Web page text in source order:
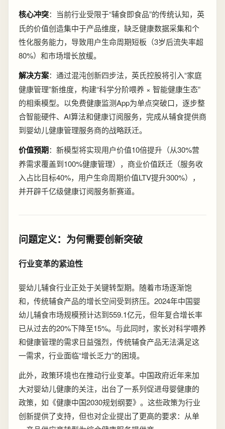
核心冲突：当前行业受限于“辅食即食品”的传统认知，英
氏的价值创造集中于产品维度，缺乏健康数据采集和个
性化服务能力，导致用户生命周期短板（3岁后流失率超
80%）和市场增长放缓。
解决方案：通过混沌创新四步法，英氏控股将引入“家庭
健康管理”新维度，构建“科学分阶喂养 × 智能健康生态”
的相乘模型。以免费健康监测App为单点突破口，逐步整
合智能硬件、AI算法和健康订阅服务，完成从辅食提供商
到婴幼儿健康管理服务商的战略跃迁。
价值预期：新模型将实现用户价值10倍提升（从30%营
养需求覆盖到100%健康管理），商业价值跃迁（服务收
入占比目标40%，用户生命周期价值LTV提升300%），
并开辟千亿级健康订阅服务新赛道。
问题定义：为何需要创新突破
行业变革的紧迫性
婴幼儿辅食行业正处于关键转型期。随着市场逐渐饱
和，传统辅食产品的增长空间受到挤压。2024年中国婴
幼儿辅食市场规模预计达到559.1亿元，但年复合增长率
已从过去的20%下降至15%。与此同时，家长对科学喂养
和健康管理的需求日益强烈，传统辅食产品无法满足这
一需求，行业面临“增长乏力”的困境。
此外，政策环境也在推动行业变革。中国政府近年来加
大对婴幼儿健康的关注，出台了一系列促进母婴健康的
政策，如《健康中国2030规划纲要》。这些政策为行业
创新提供了支持，但也对企业提出了更高的要求：从单